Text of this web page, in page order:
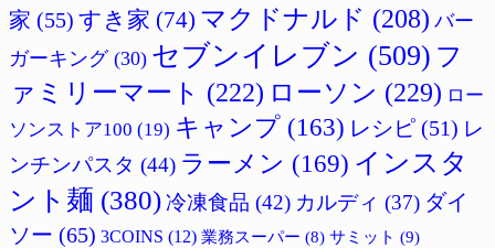
家 (55) すき家 (74) マクドナルド (208) バー
ガーキング(30) セブンイレブン (509) フ
ァミリーマート (222) ローソン (229) ロー
ソンストア100 (19) キャンプ (163) レシピ (51) レ
ンチンパスタ (44) ラーメン (169) インスタ
ント麺 (380)冷凍食品 (42) カルディ (37) ダイ
ソー (65) 3COINS (12) 業務スーパー (8) サミット (9)